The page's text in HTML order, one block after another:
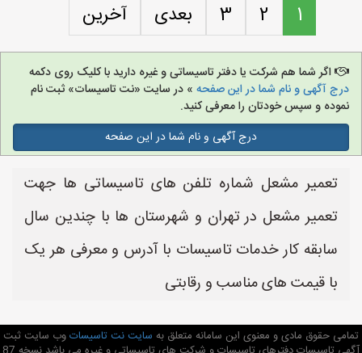
1
2
3 بعدی آخرین
اگر شما هم شرکت یا دفتر تاسیساتی و غیره دارید با کلیک روی دکمه
درج آگهی و نام شما در این صفحه » در سایت «نت تاسیسات» ثبت نام
نموده و سپس خودتان را معرفی کنید.
درج آگهی و نام شما در این صفحه
تعمیر مشعل شماره تلفن های تاسیساتی ها جهت
تعمیر مشعل در تهران و شهرستان ها با چندین سال
سابقه کار خدمات تاسیسات با آدرس و معرفی هر یک
با قیمت های مناسب و رقابتی
تمامی حقوق مادی و معنوی این سامانه متعلق به سایت نت تاسیساتوب سایت ثبت